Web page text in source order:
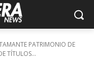
PATRIMONIO DE
TÍTULOS...